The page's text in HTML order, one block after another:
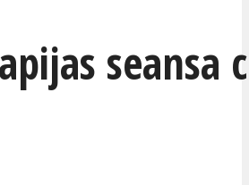
seansa